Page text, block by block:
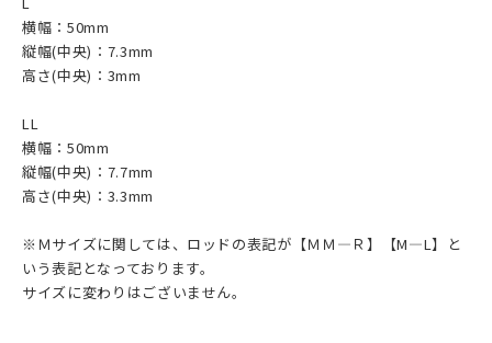
横幅：50mm
縦幅(中央)：7.3mm
高さ(中央)：3mm
LL
横幅：50mm
縦幅(中央)：7.7mm
高さ(中央)：3.3mm
※Ｍサイズに関しては、ロッドの表記が【ＭＭ―Ｒ】【M―L】と
いう表記となっております。
サイズに変わりはございません。